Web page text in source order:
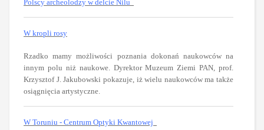
Polscy archeolodzy w delcie Nilu
W kropli rosy
Rzadko mamy możliwości poznania dokonań naukowców na
innym polu niż naukowe. Dyrektor Muzeum Ziemi PAN, prof.
Krzysztof J. Jakubowski pokazuje, iż wielu naukowców ma także
osiągnięcia artystyczne.
W Toruniu - Centrum Optyki Kwantowej